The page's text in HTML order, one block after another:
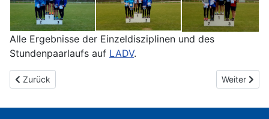
Alle Ergebnisse der Einzeldisziplinen und des
Stundenpaarlaufs auf LADV.
Vorheriger Beitrag: DM Langstaffeln U23 in Bietigheim-Bissingen
Zurück Nächster
Weiter